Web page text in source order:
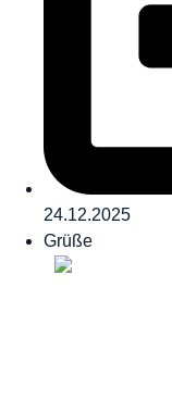
24.12.2025
Grüße